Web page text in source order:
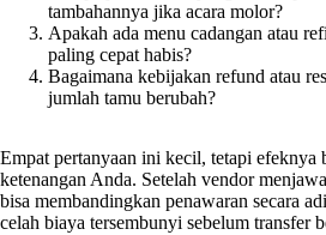
tambahannya jika acara molor?
Apakah ada menu cadangan atau
paling cepat habis?
Bagaimana kebijakan refund atau
jumlah tamu berubah?
Empat pertanyaan ini kecil, tetapi efeknya
ketenangan Anda. Setelah vendor
bisa membandingkan penawaran secara
celah biaya tersembunyi sebelum transfer